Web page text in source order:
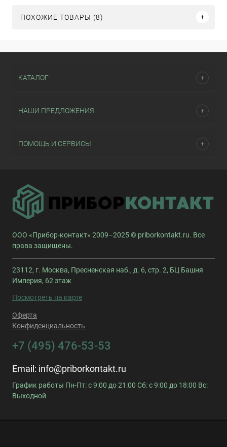
ПОХОЖИЕ ТОВАРЫ (8)
КАТАЛОГ
НАШИ ПРЕДЛОЖЕНИЯ
ПОМОЩЬ И СЕРВИСЫ
ООО «Прибор-контакт» 2009–2025 © priborkontakt.ru. Все
права защищены.
23112, г. Москва, Пресненская наб., д. 6, стр. 2, БЦ Башня
Империя, 62 этаж
Посмотреть на карте
Оферта
Конфиденциальность
+7 (495) 476-53-53
Email: info@priborkontakt.ru
График работы Пн-Пт: с 9:00 до 21:00 Сб: с 9:00 до 18:00 Вс:
Выходной